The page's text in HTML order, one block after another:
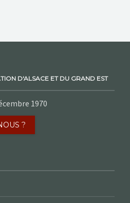
D'ALSACE ET DU GRAND EST
1970
?